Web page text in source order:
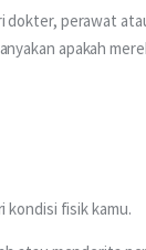
perawat
apakah
kondisi fisik kamu.